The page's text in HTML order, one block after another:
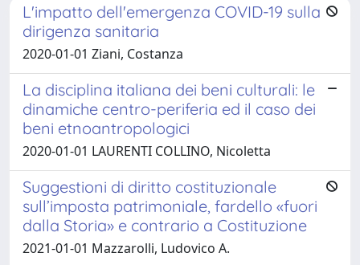
L'impatto dell'emergenza COVID-19 sulla
dirigenza sanitaria
2020-01-01 Ziani, Costanza
La disciplina italiana dei beni culturali: le
dinamiche centro-periferia ed il caso dei
beni etnoantropologici
2020-01-01 LAURENTI COLLINO, Nicoletta
Suggestioni di diritto costituzionale
sull’imposta patrimoniale, fardello «fuori
dalla Storia» e contrario a Costituzione
2021-01-01 Mazzarolli, Ludovico A.